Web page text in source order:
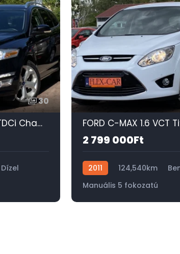
30
FORD MONDEO 2.0 TDCi Champions Titanium NAPFÉNYTETŐ-XENON-MEMÓRIÁS FŰTHETŐ BŐRÜLÉS-KEYLESS-GO!
Dízel
2 799 000Ft
2011 124,540km
Manuális 5 fokozatú